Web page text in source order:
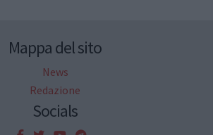
Mappa del sito
News
Redazione
Socials